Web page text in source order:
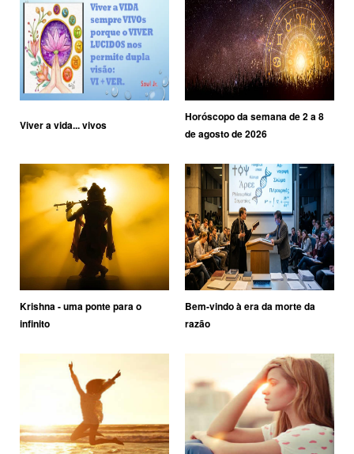
Viver a vida... vivos
Horóscopo da semana de 2 a 8
de agosto de 2026
Krishna - uma ponte para o
infinito
Bem-vindo à era da morte da
razão